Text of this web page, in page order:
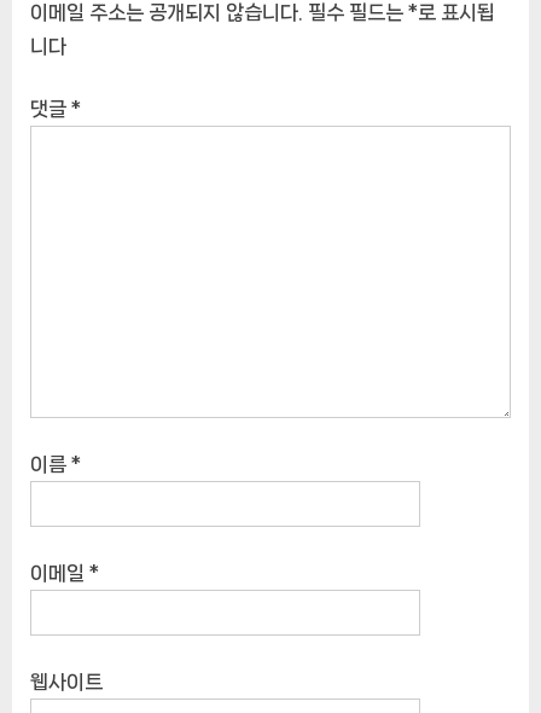
이메일 주소는 공개되지 않습니다. 필수 필드는 *로 표시됩
니다
댓글 *
이름 *
이메일 *
웹사이트